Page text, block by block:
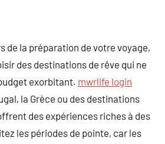
de la préparation de votre voyage,
des destinations de rêve qui ne
exorbitant. mwrlife login
la Grèce ou des destinations
des expériences riches à des
les périodes de pointe, car les